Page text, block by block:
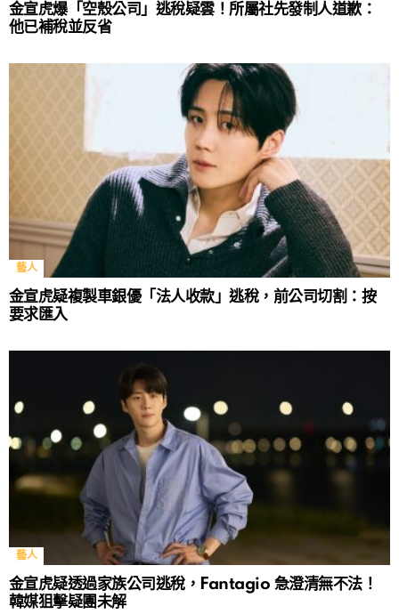
金宣虎爆「空殼公司」逃稅疑雲！所屬社先發制人道歉：
他已補稅並反省
藝人
金宣虎疑複製車銀優「法人收款」逃稅，前公司切割：按
要求匯入
藝人
金宣虎疑透過家族公司逃稅，Fantagio 急澄清無不法！
韓媒狙擊疑團未解